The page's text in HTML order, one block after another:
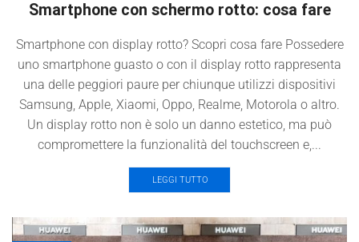
Smartphone con schermo rotto: cosa fare
Smartphone con display rotto? Scopri cosa fare Possedere
uno smartphone guasto o con il display rotto rappresenta
una delle peggiori paure per chiunque utilizzi dispositivi
Samsung, Apple, Xiaomi, Oppo, Realme, Motorola o altro.
Un display rotto non è solo un danno estetico, ma può
compromettere la funzionalità del touchscreen e,...
LEGGI TUTTO